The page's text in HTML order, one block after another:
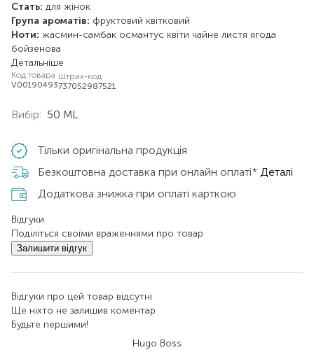
Стать: для жінок
Група ароматів: фруктовий квітковий
Ноти: жасмин-самбак османтус квіти чайне листя ягода
бойзенова
Детальніше
Код товара
V00190493
Штрих-код
737052987521
Вибір: 50 ML
Тільки оригінальна продукція
Безкоштовна доставка при онлайн оплаті* Деталі
Додаткова знижка при оплаті карткою
Відгуки
Поділіться своїми враженнями про товар
Залишити відгук
Відгуки про цей товар відсутні
Ще ніхто не залишив коментар
Будьте першими!
Hugo Boss